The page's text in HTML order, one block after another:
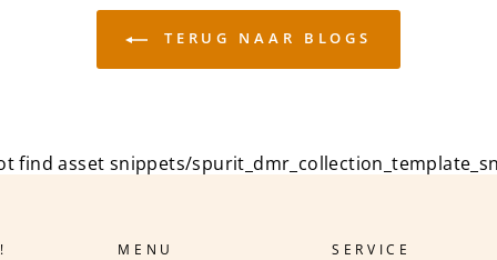
TERUG NAAR BLOGS
find asset snippets/
MENU SERVICE